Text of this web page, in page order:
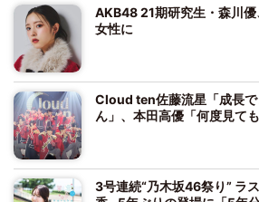
AKB48 21期研究生・森川
女性に
Cloud ten佐藤流星「成長で
ん」、本田高優「何度見て
3号連続“乃木坂46祭り” ラ